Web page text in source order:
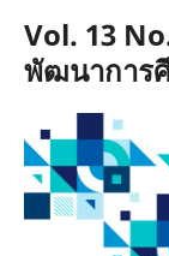
Vol. 13
พัฒนาการ